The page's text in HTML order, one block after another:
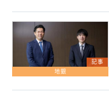
記事
地銀